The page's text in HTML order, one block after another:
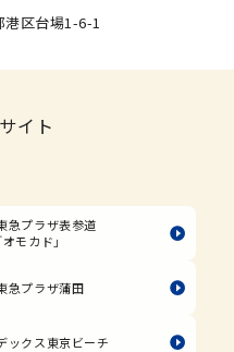
港区台場1-6-1
イト
急プラザ表参道
オモカド」
急プラザ蒲田
ックス東京ビーチ